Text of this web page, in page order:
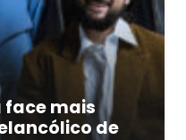
face mais
de